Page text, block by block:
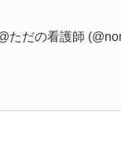
ただの看護師